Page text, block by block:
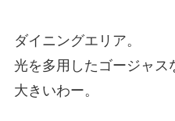
ダイニングエリア。
光を多用したゴージャス
大きいわー。